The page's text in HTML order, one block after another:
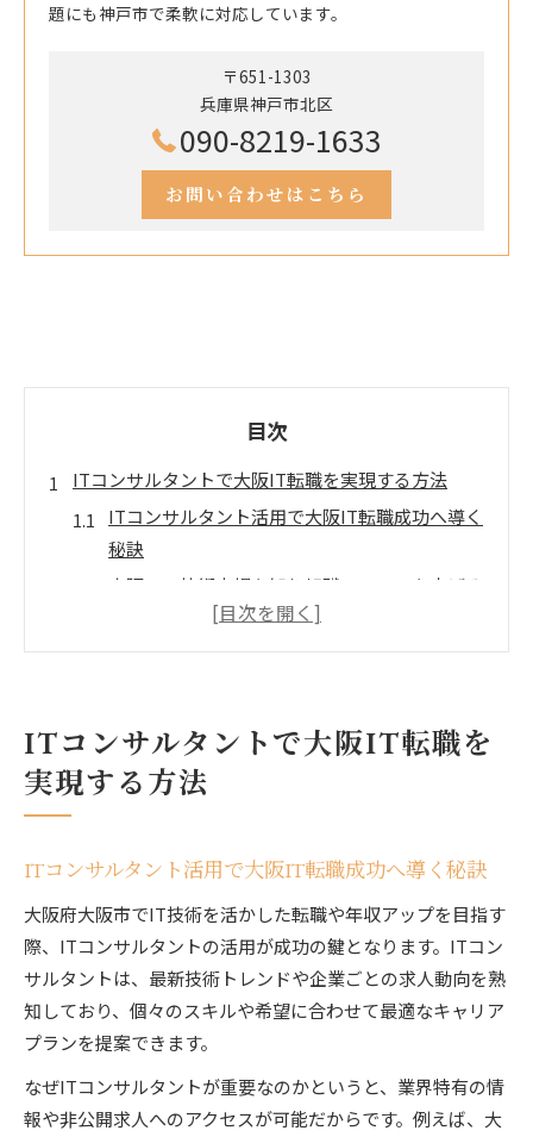
題にも神戸市で柔軟に対応しています。
〒651-1303
兵庫県神戸市北区
090-8219-1633
お問い合わせはこちら
目次
ITコンサルタントで大阪IT転職を実現する方法
ITコンサルタント活用で大阪IT転職成功へ導く
秘訣
大阪のIT技術市場を知り転職チャンスを広げる
ITコンサルタントが提案する理想の職場選びの
大阪IT企業の傾向を踏まえた転職活動のコツ
ITコンサルタントと連携したキャリアアップ戦
略
ITコンサルタントが支援する年収アップの秘訣
大阪IT技術職で高収入を実現する具体策
ITコンサルタント視点で年収交渉を有利に進め
る
大阪のIT企業で評価されるスキルとは
ITコンサルタントと一緒にキャリア開発する方
法
大阪市のIT業界で差がつくキャリア戦略
ITコンサルタントで大阪IT転職を
実現する方法
ITコンサルタント活用で大阪IT転職成功へ導く秘訣
大阪府大阪市でIT技術を活かした転職や年収アップを目指す
際、ITコンサルタントの活用が成功の鍵となります。ITコン
サルタントは、最新技術トレンドや企業ごとの求人動向を熟
知しており、個々のスキルや希望に合わせて最適なキャリア
プランを提案できます。
なぜITコンサルタントが重要なのかというと、業界特有の情
報や非公開求人へのアクセスが可能だからです。例えば、大